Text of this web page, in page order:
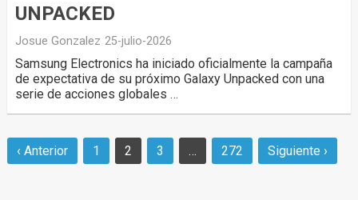
UNPACKED
Josue Gonzalez 25-julio-2026
Samsung Electronics ha iniciado oficialmente la campaña
de expectativa de su próximo Galaxy Unpacked con una
serie de acciones globales …
Navegación
‹ Anterior 1 2 3 … 272 Siguiente ›